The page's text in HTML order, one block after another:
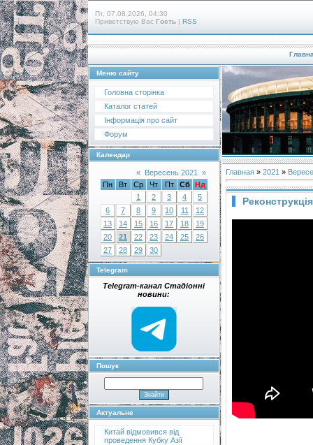
Пт, 07.08.2026, 04:30
Приветствую Вас Гость| RSS
Меню сайту
Головна сторінка
Каталог статей
Інформація про сайт
Форум
Календар
« Вересень 2021
»
Пн
Вт Ср Чт Пт Сб
Нд
1
2 3 4
5
6
7 8 9 10 11
12
13
14 15 16 17 18
19
20
21 22 23 24 25
26
27
28 29 30
Telegram
Telegram-канал Стадіонні
новини:
Пошук
Актуальне
Китай відмовився від
проведення Кубку Азії
Главная» 2021 »